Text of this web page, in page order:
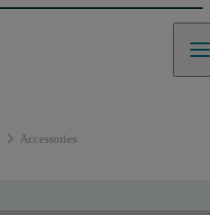
Accessories